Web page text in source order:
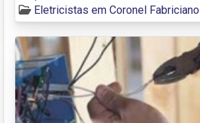
Eletricistas em Coronel Fabriciano